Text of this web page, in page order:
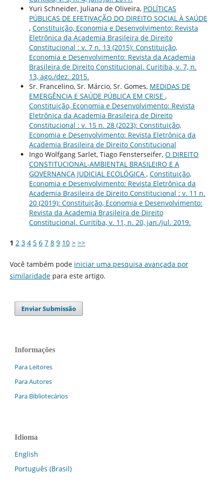
Yuri Schneider, Juliana de Oliveira, POLÍTICAS
PÚBLICAS DE EFETIVAÇÃO DO DIREITO SOCIAL À SAÚDE
, Constituição, Economia e Desenvolvimento: Revista
Eletrônica da Academia Brasileira de Direito
Constitucional : v. 7 n. 13 (2015): Constituição,
Economia e Desenvolvimento: Revista da Academia
Brasileira de Direito Constitucional. Curitiba, v. 7, n.
13, ago./dez. 2015.
Sr. Francelino, Sr. Márcio, Sr. Gomes, MEDIDAS DE
EMERGÊNCIA E SAÚDE PÚBLICA EM CRISE ,
Constituição, Economia e Desenvolvimento: Revista
Eletrônica da Academia Brasileira de Direito
Constitucional : v. 15 n. 28 (2023): Constituição,
Economia e Desenvolvimento: Revista Eletrônica da
Academia Brasileira de Direito Constitucional
Ingo Wolfgang Sarlet, Tiago Fensterseifer, O DIREITO
CONSTITUCIONAL-AMBIENTAL BRASILEIRO E A
GOVERNANÇA JUDICIAL ECOLÓGICA , Constituição,
Economia e Desenvolvimento: Revista Eletrônica da
Academia Brasileira de Direito Constitucional : v. 11 n.
20 (2019): Constituição, Economia e Desenvolvimento:
Revista da Academia Brasileira de Direito
Constitucional. Curitiba, v. 11, n. 20, jan./jul. 2019.
1 2 3 4 5 6 7 8 9 10 > >>
Você também pode iniciar uma pesquisa avançada por
similaridadepara este artigo.
Enviar Submissão
Informações
Para Leitores
Para Autores
Para Bibliotecários
Idioma
English
Português (Brasil)